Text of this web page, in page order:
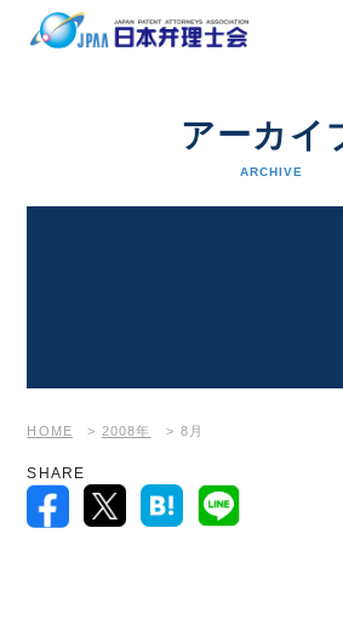
アーカイ
ARCHIVE
HOME > 2008年 > 8月
SHARE